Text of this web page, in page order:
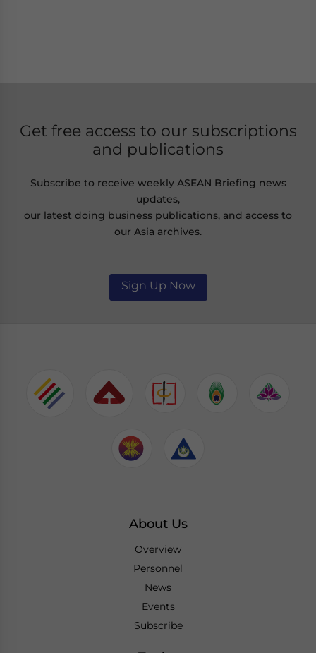
Get free access to our subscriptions
and publications
Subscribe to receive weekly ASEAN Briefing news
updates,
our latest doing business publications, and access to
our Asia archives.
Sign Up Now
About Us
Overview
Personnel
News
Events
Subscribe